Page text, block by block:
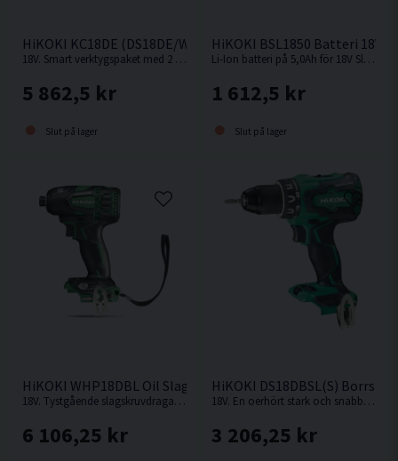
HiKOKI KC18DE (DS18DE/WR18DBDL2) Verktygspaket 18V
18V. Smart verktygspaket med 2 st kompakta och kraftfulla 18V batteriverktyg.
5 862,5 kr
Slut på lager
HiKOKI BSL1850 Batteri 18V
Li-Ion batteri på 5,0Ah för 18V Sladdlösa HiKOKI / Hitachi maskiner med Slide batterifäste.
1 612,5 kr
Slut på lager
HiKOKI WHP18DBL Oil Slagskruvdragare 18V
18V. Tystgående slagskruvdragare med oljedämpning, perfekt i bullerkänsliga miljöer.
6 106,25 kr
HiKOKI DS18DBSL(S)
18V. En oerhört stark och snabb kompakt borrskruvdragare från Hikoki.
3 206,25 kr